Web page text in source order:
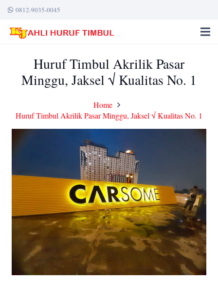
0812-9035-0045
Huruf Timbul Akrilik Pasar
Minggu, Jaksel √ Kualitas No. 1
Home
Huruf Timbul Akrilik Pasar Minggu, Jaksel √ Kualitas No. 1